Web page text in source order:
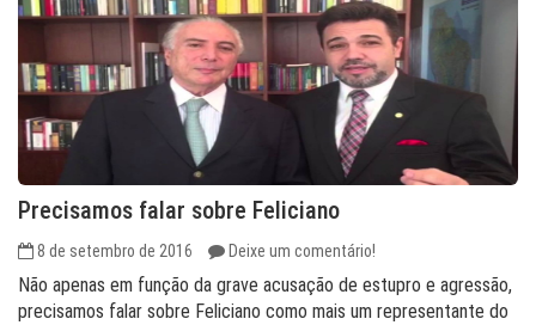
Precisamos falar sobre Feliciano
8 de setembro de 2016 Deixe um comentário!
Não apenas em função da grave acusação de estupro e agressão,
precisamos falar sobre Feliciano como mais um representante do